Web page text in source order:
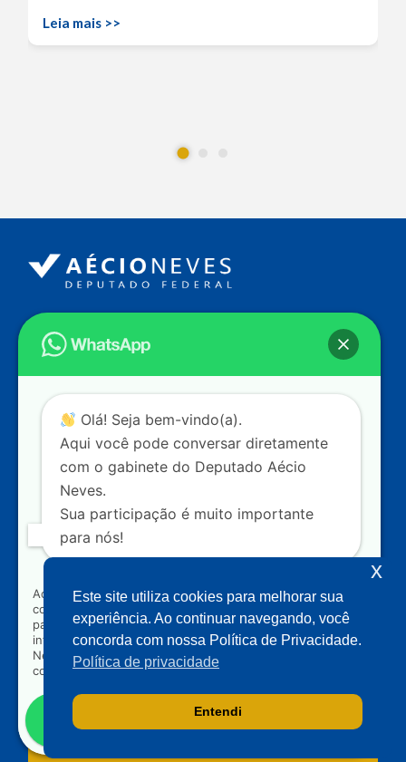
Leia mais >>
Endereço
Câmara dos Deputados
Ed. Principal, Ala C – Gabinete
Contato
dep.aecioneves@camara.leg.br
+55 (61) 3215-5964
+55 (31) 3261-0121
+55 (31) 97150-0834
Nossas redes
Acompanhe o meu mandato
Olá! Seja bem-vindo(a).
Aqui você pode conversar diretamente
com o gabinete do Deputado Aécio
Neves.
Sua participação é muito importante
para nós!
Ao clicar para iniciar o contato pelo WhatsApp, você
concorda que seus dados serão utilizados exclusivamente
para atendimento relacionado às demandas, sugestões ou
informações referentes ao mandato do Deputado Aécio
Neves. Seus dados serão tratados com sigilo e não serão
compartilhados com terceiros.
Falar com gabinete
Este site utiliza cookies para melhorar sua
experiência. Ao continuar navegando, você
concorda com nossa Política de Privacidade.
Política de privacidade
Entendi
x